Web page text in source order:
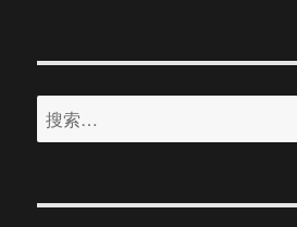
奥
科
天
搜
索：